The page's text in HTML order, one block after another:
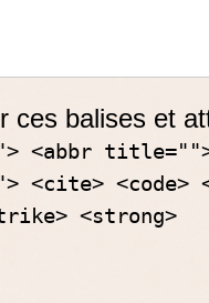
ces balises et
<abbr title="">
<cite> <code>
<strong>